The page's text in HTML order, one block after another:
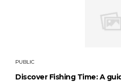
PUBLIC
Discover Fishing Time: A